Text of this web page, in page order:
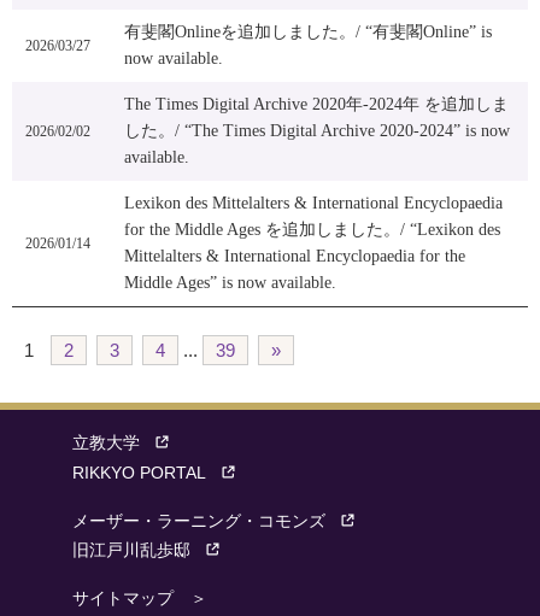
2026/03/27
有斐閣Onlineを追加しました。/ “有斐閣Online” is
now available.
2026/02/02
The Times Digital Archive 2020年-2024年 を追加しま
した。/ “The Times Digital Archive 2020-2024” is now
available.
2026/01/14
Lexikon des Mittelalters & International Encyclopaedia
for the Middle Ages を追加しました。/ “Lexikon des
Mittelalters & International Encyclopaedia for the
Middle Ages” is now available.
1 2 3 4 ... 39 »
立教大学
RIKKYO PORTAL
メーザー・ラーニング・コモンズ
旧江戸川乱歩邸
サイトマップ ＞